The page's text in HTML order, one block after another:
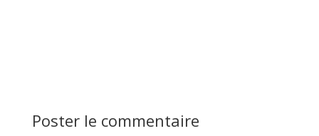
Poster le commentaire